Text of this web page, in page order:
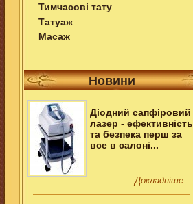
Тимчасовi тату
Татуаж
Масаж
Новини
Дiодний сапфiровий
лазер - ефективнiсть
та безпека перш за
все в салонi...
Докладніше...